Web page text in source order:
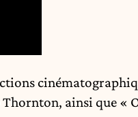
ainsi que «